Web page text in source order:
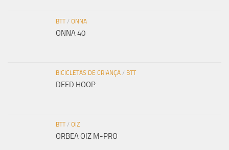
BTT/ ONNA
ONNA 40
BICICLETAS DE CRIANÇA / BTT
DEED HOOP
BTT/ OIZ
ORBEA OIZ M-PRO